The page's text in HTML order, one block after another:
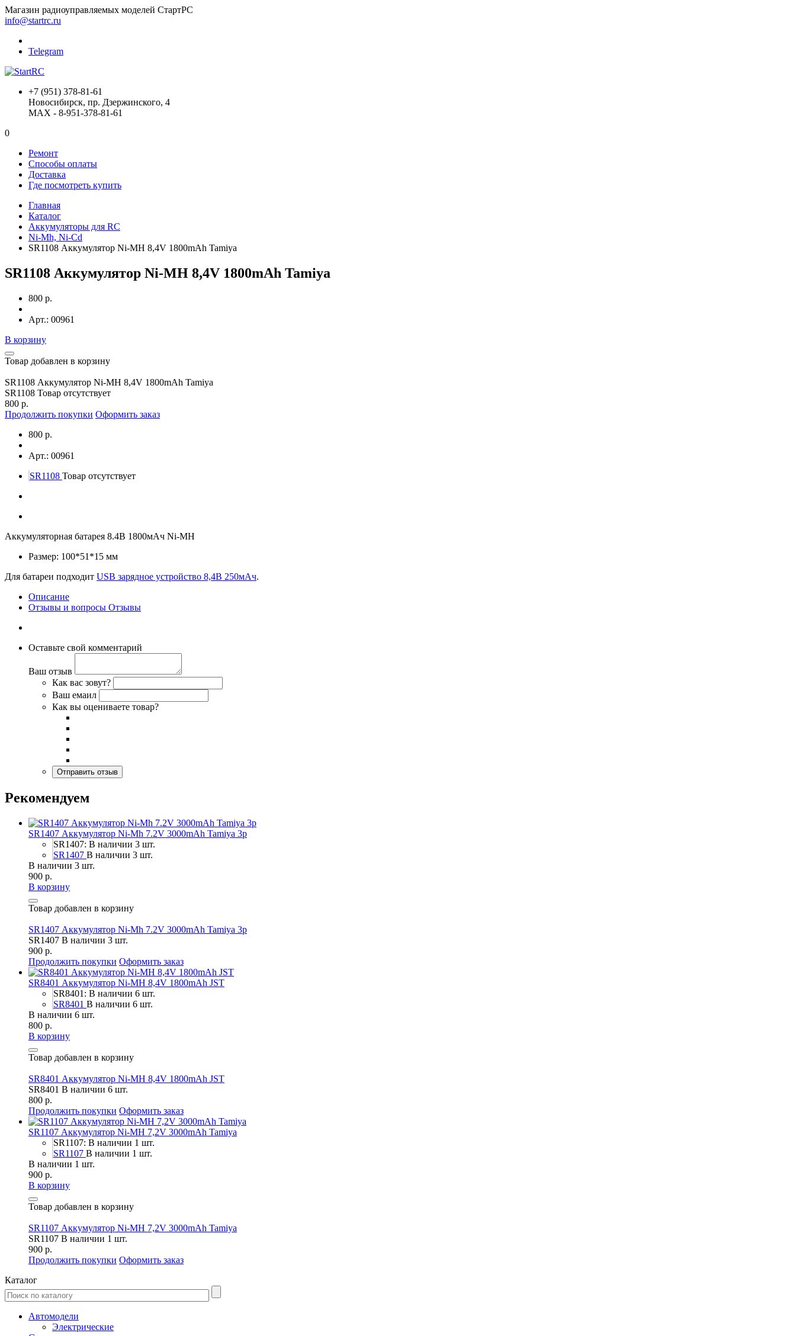
Магазин радиоуправляемых моделей СтартРС
info@startrc.ru
Telegram
+7 (951) 378-81-61
Новосибирск, пр. Дзержинского, 4
MAX - 8-951-378-81-61
0
Ремонт
Способы оплаты
Доставка
Где посмотреть купить
Главная
Каталог
Аккумуляторы для RC
Ni-Mh, Ni-Cd
SR1108 Аккумулятор Ni-MH 8,4V 1800mAh Tamiya
SR1108 Аккумулятор Ni-MH 8,4V 1800mAh Tamiya
800 р.
Арт.: 00961
В корзину
Товар добавлен в корзину
SR1108 Аккумулятор Ni-MH 8,4V 1800mAh Tamiya
SR1108 Товар отсутствует
800 р.
Продолжить покупки Оформить заказ
800 р.
Арт.: 00961
SR1108 Товар отсутствует
Аккумуляторная батарея 8.4В 1800мАч Ni-MH
Размер: 100*51*15 мм
Для батареи подходит USB зарядное устройство 8,4В 250мАч.
Описание
Отзывы и вопросы Отзывы
Оставьте свой комментарий
Ваш отзыв
Как вас зовут?
Ваш емаил
Как вы оцениваете товар?
Рекомендуем
SR1407 Аккумулятор Ni-Mh 7.2V 3000mAh Tamiya 3p
SR1407: В наличии 3 шт.
SR1407 В наличии 3 шт.
В наличии 3 шт.
900 р.
В корзину
Товар добавлен в корзину
SR1407 Аккумулятор Ni-Mh 7.2V 3000mAh Tamiya 3p
SR1407 В наличии 3 шт.
900 р.
Продолжить покупки Оформить заказ
SR8401 Аккумулятор Ni-MH 8,4V 1800mAh JST
SR8401: В наличии 6 шт.
SR8401 В наличии 6 шт.
В наличии 6 шт.
800 р.
В корзину
Товар добавлен в корзину
SR8401 Аккумулятор Ni-MH 8,4V 1800mAh JST
SR8401 В наличии 6 шт.
800 р.
Продолжить покупки Оформить заказ
SR1107 Аккумулятор Ni-MH 7,2V 3000mAh Tamiya
SR1107: В наличии 1 шт.
SR1107 В наличии 1 шт.
В наличии 1 шт.
900 р.
В корзину
Товар добавлен в корзину
SR1107 Аккумулятор Ni-MH 7,2V 3000mAh Tamiya
SR1107 В наличии 1 шт.
900 р.
Продолжить покупки Оформить заказ
Каталог
Автомодели
Электрические